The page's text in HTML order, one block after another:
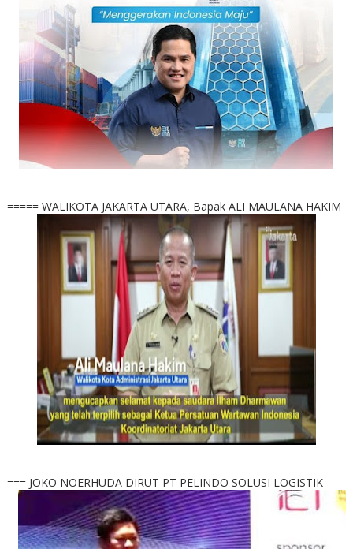
===== WALIKOTA JAKARTA UTARA, Bapak ALI MAULANA HAKIM
=== JOKO NOERHUDA DIRUT PT PELINDO SOLUSI LOGISTIK